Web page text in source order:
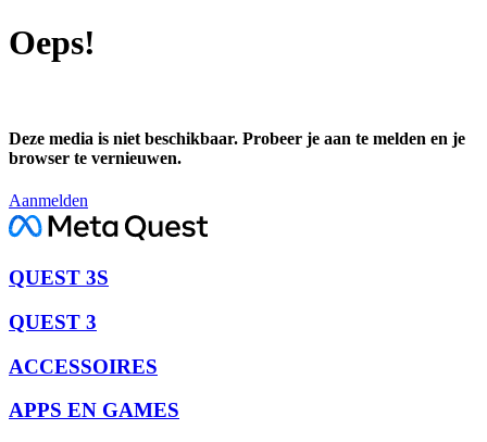
Oeps!
Deze media is niet beschikbaar. Probeer je aan te melden en je
browser te vernieuwen.
Aanmelden
QUEST 3S
QUEST 3
ACCESSOIRES
APPS EN GAMES